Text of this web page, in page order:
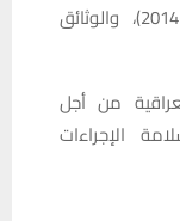
العقود الحكومية المرقمة (2 لسنة 2014)، والوثائق
من أجل
الإجراءات